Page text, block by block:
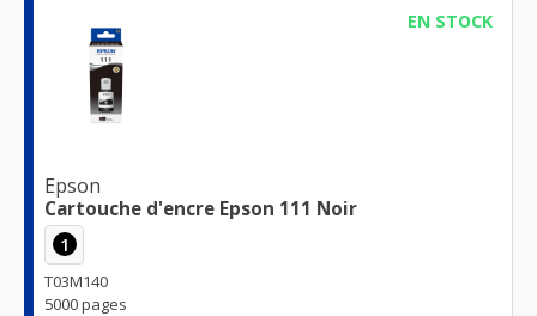
EN STOCK
Epson
Cartouche d'encre Epson 111 Noir
1
T03M140
5000 pages